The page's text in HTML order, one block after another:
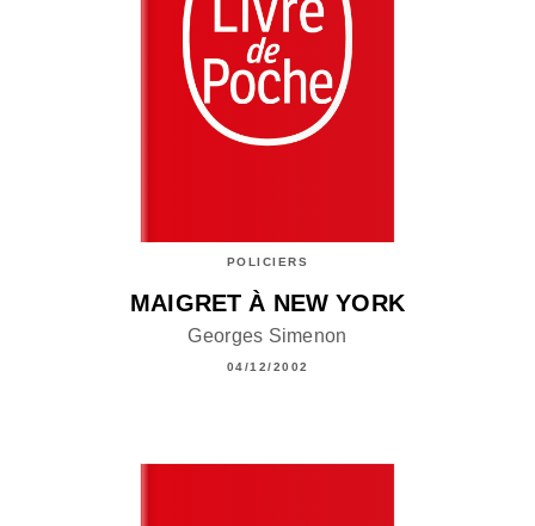
POLICIERS
MAIGRET À NEW YORK
Georges Simenon
04/12/2002